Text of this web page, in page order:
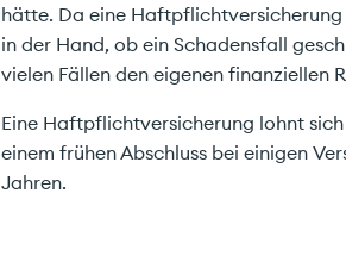
hätte. Da eine
in der Hand, ob ein Schadensfall
vielen Fällen den eigenen finanziellen
Eine Haftpflichtversicherung lohnt
einem frühen Abschluss bei einigen
Jahren.